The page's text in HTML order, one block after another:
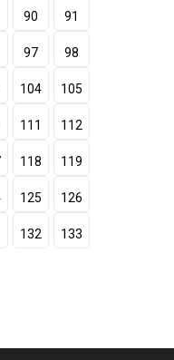
90 91
97 98
104 105
111 112
118 119
125 126
132 133